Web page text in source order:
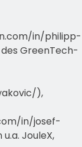
in/philipp-
GreenTech-
),
in/josef-
JouleX,